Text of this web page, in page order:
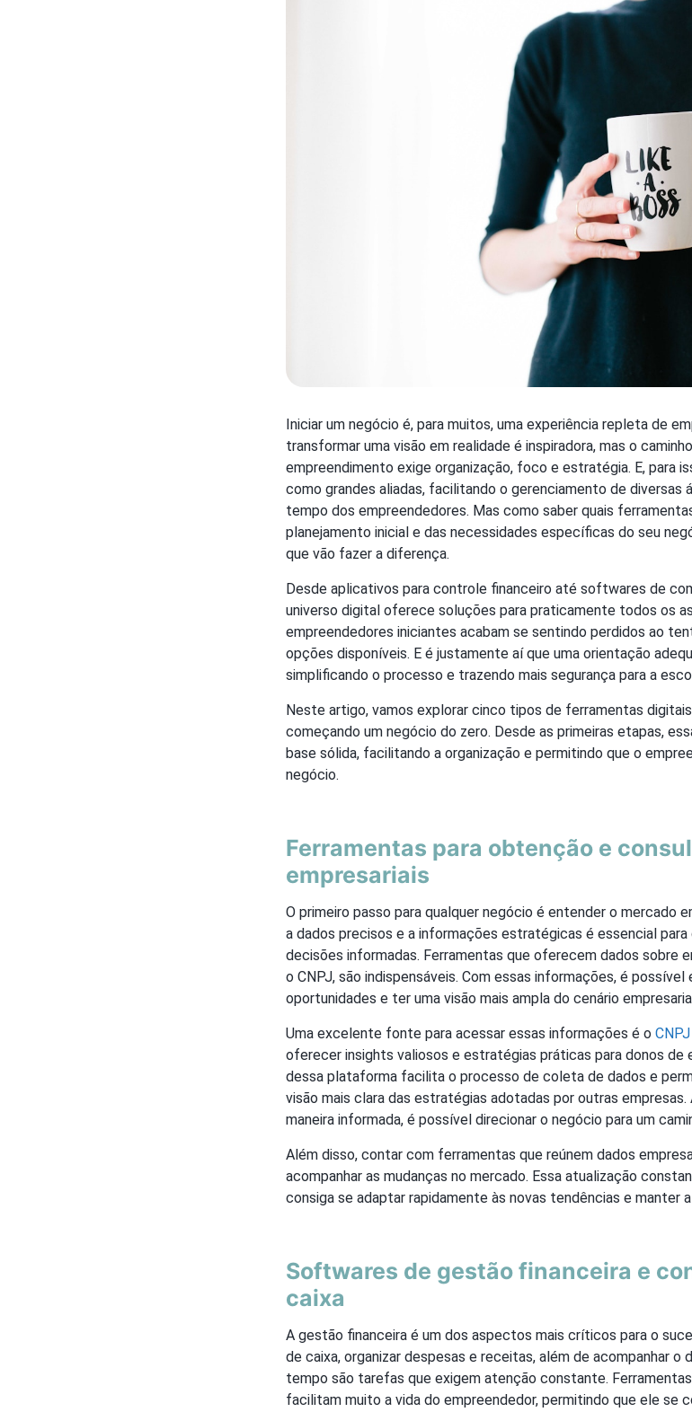
Iniciar um negócio é, para muitos, uma experiência repleta de
transformar uma visão em realidade é inspiradora, mas o
empreendimento exige organização, foco e estratégia. E, para
como grandes aliadas, facilitando o gerenciamento de diversas
tempo dos empreendedores. Mas como saber quais
planejamento inicial e das necessidades específicas do seu
que vão fazer a diferença.
Desde aplicativos para controle financeiro até softwares de
universo digital oferece soluções para praticamente todos os
empreendedores iniciantes acabam se sentindo perdidos ao
opções disponíveis. E é justamente aí que uma orientação
simplificando o processo e trazendo mais segurança para a
Neste artigo, vamos explorar cinco tipos de ferramentas
começando um negócio do zero. Desde as primeiras etapas,
base sólida, facilitando a organização e permitindo que o
negócio.
Ferramentas para obtenção e
empresariais
O primeiro passo para qualquer negócio é entender o mercado
a dados precisos e a informações estratégicas é essencial
decisões informadas. Ferramentas que oferecem dados sobre
o CNPJ, são indispensáveis. Com essas informações, é
oportunidades e ter uma visão mais ampla do cenário
Uma excelente fonte para acessar essas informações é o
oferecer insights valiosos e estratégias práticas para donos de
dessa plataforma facilita o processo de coleta de dados e
visão mais clara das estratégias adotadas por outras empresas.
maneira informada, é possível direcionar o negócio para um
Além disso, contar com ferramentas que reúnem dados
acompanhar as mudanças no mercado. Essa atualização
consiga se adaptar rapidamente às novas tendências e manter
Softwares de gestão financeira e
caixa
A gestão financeira é um dos aspectos mais críticos para o
de caixa, organizar despesas e receitas, além de acompanhar o
tempo são tarefas que exigem atenção constante.
facilitam muito a vida do empreendedor, permitindo que ele se